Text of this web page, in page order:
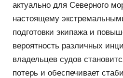
актуально для Северного
настоящему
подготовки экипажа и
вероятность различных
владельцев судов
потерь и обеспечивает